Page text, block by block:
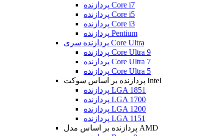
پردازنده Core i7
پردازنده Core i5
پردازنده Core i3
پردازنده Pentium
پردازنده سری Core Ultra
پردازنده Core Ultra 9
پردازنده Core Ultra 7
پردازنده Core Ultra 5
پردازنده بر اساس سوکت Intel
پردازنده LGA 1851
پردازنده LGA 1700
پردازنده LGA 1200
پردازنده LGA 1151
پردازنده بر اساس مدل AMD